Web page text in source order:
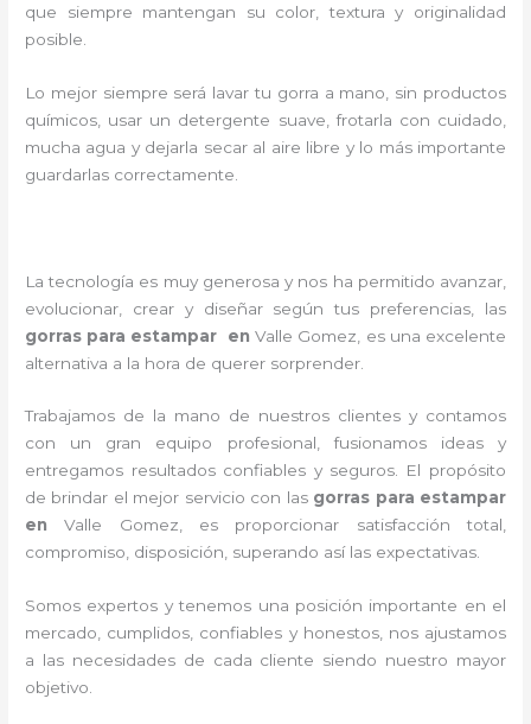
que siempre mantengan su color, textura y originalidad
posible.
Lo mejor siempre será lavar tu gorra a mano, sin productos
químicos, usar un detergente suave, frotarla con cuidado,
mucha agua y dejarla secar al aire libre y lo más importante
guardarlas correctamente.
La tecnología es muy generosa y nos ha permitido avanzar,
evolucionar, crear y diseñar según tus preferencias, las
gorras para estampar enValle Gomez , es una excelente
alternativa a la hora de querer sorprender.
Trabajamos de la mano de nuestros clientes y contamos
con un gran equipo profesional, fusionamos ideas y
entregamos resultados confiables y seguros. El propósito
de brindar el mejor servicio con las gorras para estampar
en Valle Gomez, es proporcionar satisfacción total,
compromiso, disposición, superando así las expectativas.
Somos expertos y tenemos una posición importante en el
mercado, cumplidos, confiables y honestos, nos ajustamos
a las necesidades de cada cliente siendo nuestro mayor
objetivo.